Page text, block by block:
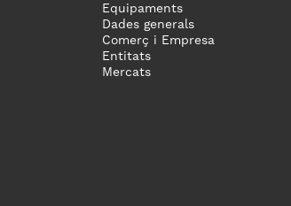
Equipaments
Dades generals
Comerç i Empresa
Entitats
Mercats